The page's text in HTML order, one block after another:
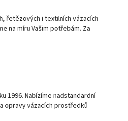
řetězových i textilních vázacích
na míru Vašim potřebám. Za
1996. Nabízíme nadstandardní
opravy vázacích prostředků